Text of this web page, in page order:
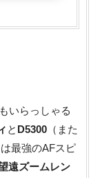
いらっしゃる
と D5300 （また
最強のAFスピ
遠ズームレン